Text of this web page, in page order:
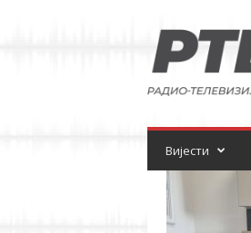
и
о
т
л
Вијести